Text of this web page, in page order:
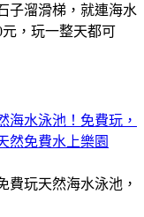
子溜滑梯，就連海水
，玩一整天都可
海水泳池！免費玩，
然免費水上樂園